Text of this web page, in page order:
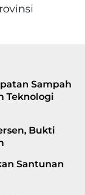
Sampah
Teknologi
Bukti
Santunan